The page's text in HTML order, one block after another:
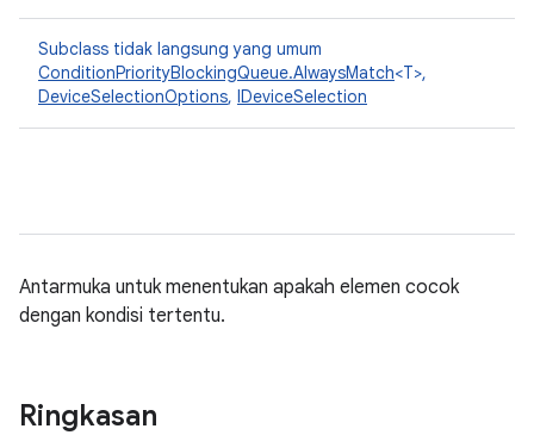
Subclass tidak langsung yang umum
ConditionPriorityBlockingQueue.AlwaysMatch<T>,
DeviceSelectionOptions, IDeviceSelection
Antarmuka untuk menentukan apakah elemen cocok
dengan kondisi tertentu.
Ringkasan